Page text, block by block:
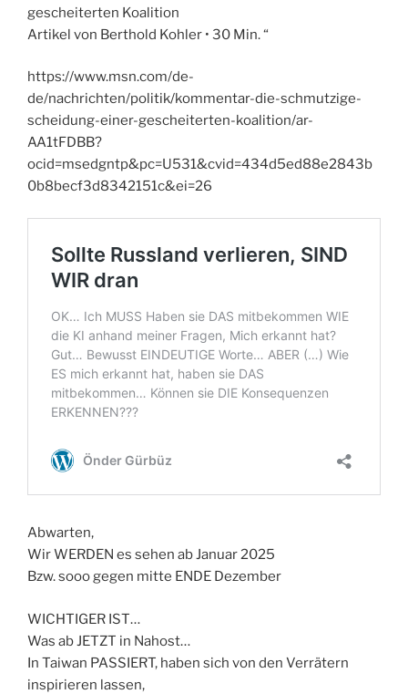
gescheiterten Koalition
Artikel von Berthold Kohler • 30 Min. “
https://www.msn.com/de-
de/nachrichten/politik/kommentar-die-schmutzige-
scheidung-einer-gescheiterten-koalition/ar-
AA1tFDBB?
ocid=msedgntp&pc=U531&cvid=434d5ed88e2843b
0b8becf3d8342151c&ei=26
Abwarten,
Wir WERDEN es sehen ab Januar 2025
Bzw. sooo gegen mitte ENDE Dezember
WICHTIGER IST…
Was ab JETZT in Nahost…
In Taiwan PASSIERT, haben sich von den Verrätern
inspirieren lassen,